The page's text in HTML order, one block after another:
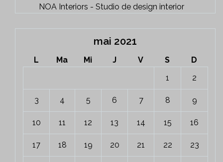
NOA Interiors - Studio de design interior
mai 2021
L Ma Mi J V S
D
1
2
3 4 5 6 7 8 9
10 11 12 13 14 15 16
17 18 19 20 21 22 23